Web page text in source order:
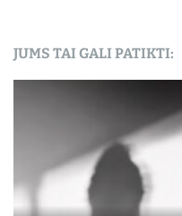
JUMS TAI GALI PATIKTI: